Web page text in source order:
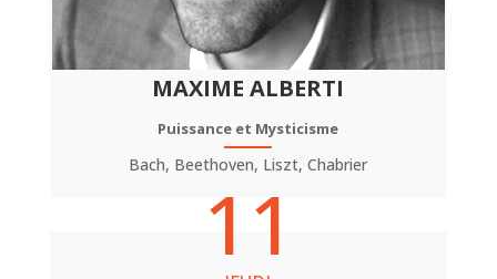
MAXIME ALBERTI
Puissance et Mysticisme
Bach, Beethoven, Liszt, Chabrier
11